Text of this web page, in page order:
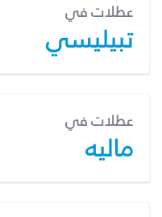
عطلات في
تبيليسي
عطلات في
ماليه